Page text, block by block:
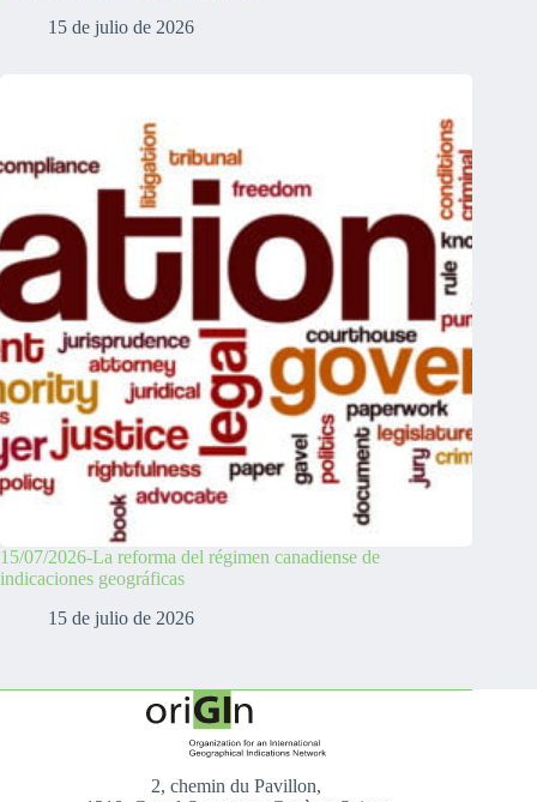
15 de julio de 2026
15/07/2026-La reforma del régimen canadiense de
indicaciones geográficas
15 de julio de 2026
2, chemin du Pavillon,